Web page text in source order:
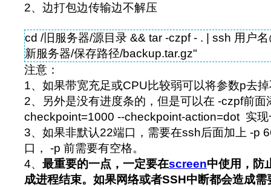
2、边打包边传输边不解压
cd /旧服务器/源目录 && tar -czpf - . | ssh 用户
新服务器/保存路径/backup.tar.gz"
注意：
1、如果带宽充足或CPU比较弱可以将参数p去
2、另外是没有进度条的，但是可以在 -czpf前面
checkpoint=1000 --checkpoint-action=dot 实现
3、如果非默认22端口，需要在ssh后面加上 -p
口， -p 前需要有空格。
4、 最重要的一点，一定要在screen中使用，防
成进程结束。如果网络或者SSH中断都会造成需